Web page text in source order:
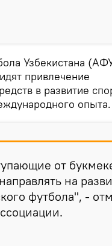
Узбекистана
привлечение
в развитие
опыта.
от
на
футбола", -